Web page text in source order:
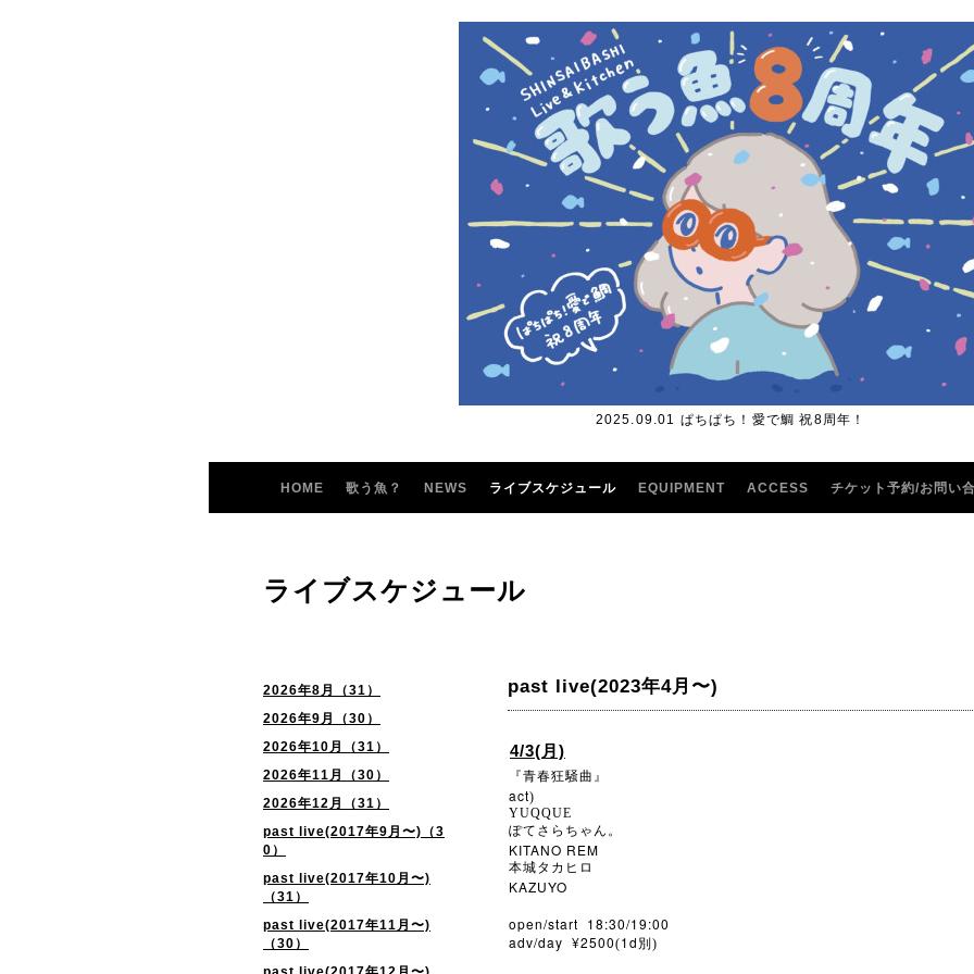
2025.09.01 ぱちぱち！愛で鯛 祝8周年！
HOME 歌う魚？ NEWS ライブスケジュール EQUIPMENT ACCESS チケット予約/お問い
2026年8月（31）
2026年9月（30）
2026年10月（31）
2026年11月（30）
2026年12月（31）
past live(2017年9月〜)（3
0）
past live(2017年10月〜)
（31）
past live(2017年11月〜)
（30）
ライブスケジュール
past live(2023年4月〜)
4/3(月)
『青春狂騒曲』
act)
YUQQUE
ぽてさらちゃん。
KITANO REM
本城タカヒロ
KAZUYO
open/start 18:30/19:00
adv/day ¥2500(1d 別)